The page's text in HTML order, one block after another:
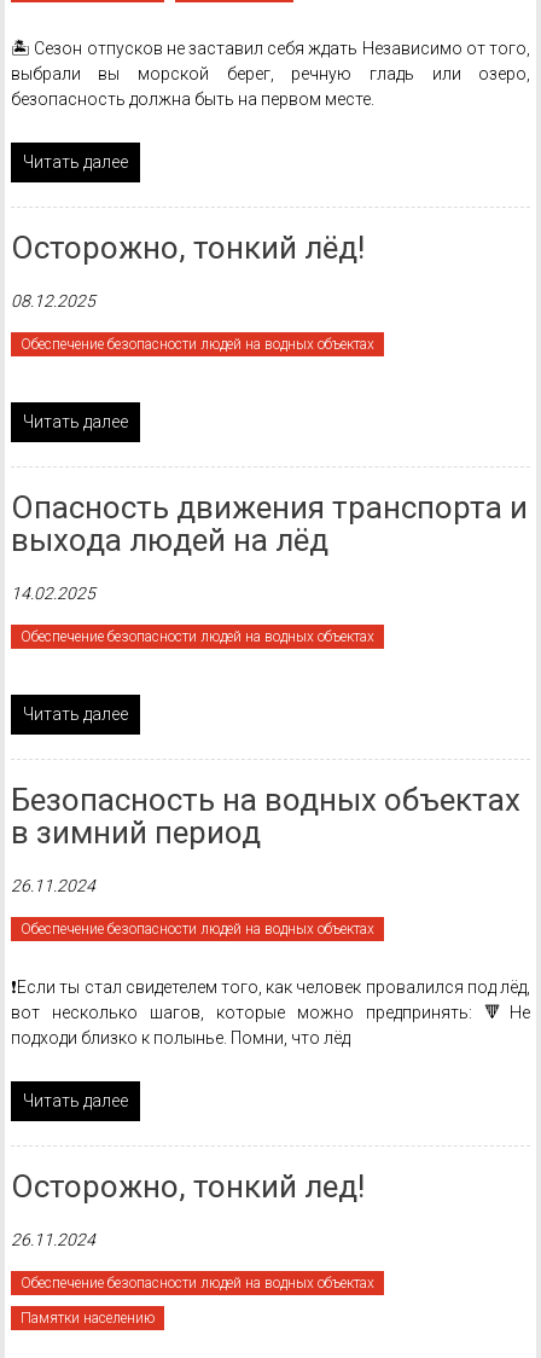
🏝 Сезон отпусков не заставил себя ждать Независимо от того,
выбрали вы морской берег, речную гладь или озеро,
безопасность должна быть на первом месте.
Читать далее
Осторожно, тонкий лёд!
08.12.2025
Обеспечение безопасности людей на водных объектах
Читать далее
Опасность движения транспорта и
выхода людей на лёд
14.02.2025
Обеспечение безопасности людей на водных объектах
Читать далее
Безопасность на водных объектах
в зимний период
26.11.2024
Обеспечение безопасности людей на водных объектах
❗Если ты стал свидетелем того, как человек провалился под лёд,
вот несколько шагов, которые можно предпринять: 🔻Не
подходи близко к полынье. Помни, что лёд
Читать далее
Осторожно, тонкий лед!
26.11.2024
Обеспечение безопасности людей на водных объектах
Памятки населению